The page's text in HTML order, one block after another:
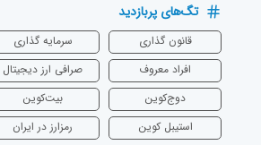
تگ‌های پربازدید
قانون گذاری
سرمایه‌ گذاری
افراد معروف
صرافی ارز دیجیتال
دوج‌کوین
بیت‌کوین
استیبل کوین
رمزارز در ایران